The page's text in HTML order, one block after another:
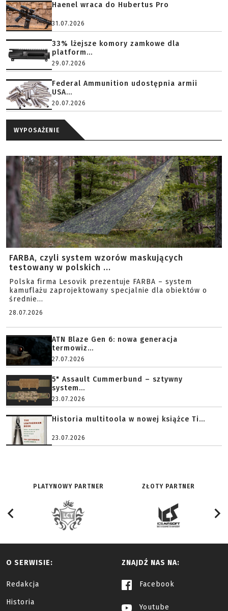
Haenel wraca do Hubertus Pro
31.07.2026
33% lżejsze komory zamkowe dla
platform...
29.07.2026
Federal Ammunition udostępnia armii
USA...
20.07.2026
WYPOSAŻENIE
FARBA, czyli system wzorów maskujących
testowany w polskich ...
Polska firma Lesovik prezentuje FARBA – system
kamuflażu zaprojektowany specjalnie dla obiektów o
średnie...
28.07.2026
ATN Blaze Gen 6: nowa generacja
termowiz...
27.07.2026
5" Assault Cummerbund – sztywny
system...
23.07.2026
Historia multitoola w nowej książce Ti...
23.07.2026
PLATYNOWY PARTNER ZŁOTY PARTNER
O SERWISIE:
Redakcja
Historia
ZNAJDŹ NAS NA:
Facebook
Youtube